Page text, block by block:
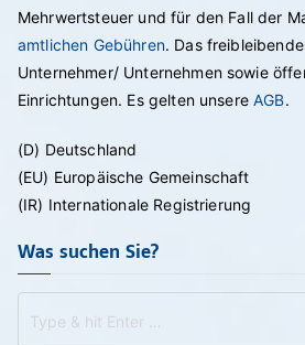
Mehrwertsteuer und für den Fall der
amtlichen Gebühren. Das
Unternehmer/ Unternehmen sowie
Einrichtungen. Es gelten unsereAGB.
(D) Deutschland
(EU) Europäische Gemeinschaft
(IR) Internationale Registrierung
Was suchen Sie?